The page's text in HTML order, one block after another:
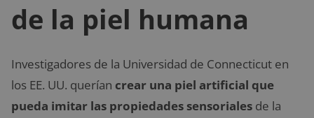
de la piel humana
Investigadores de la Universidad de Connecticut en
los EE. UU. querían crear una piel artificial que
pueda imitar las propiedades sensoriales de la